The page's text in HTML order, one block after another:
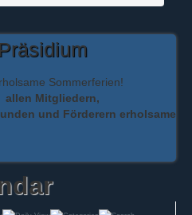
Sommerferien!
allen Mitgliedern,
und Förderern erholsame